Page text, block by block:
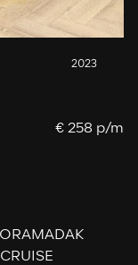
2023
€ 258 p/m